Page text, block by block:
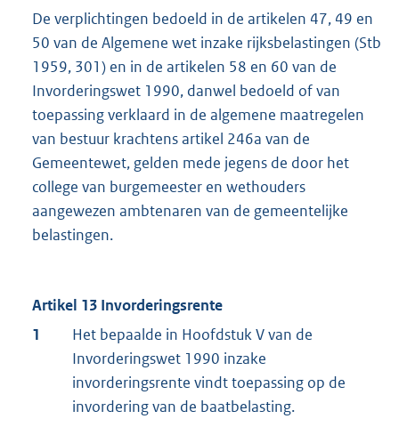
De verplichtingen bedoeld in de artikelen 47, 49 en
50 van de Algemene wet inzake rijksbelastingen (Stb
1959, 301) en in de artikelen 58 en 60 van de
Invorderingswet 1990, danwel bedoeld of van
toepassing verklaard in de algemene maatregelen
van bestuur krachtens artikel 246a van de
Gemeentewet, gelden mede jegens de door het
college van burgemeester en wethouders
aangewezen ambtenaren van de gemeentelijke
belastingen.
Artikel 13 Invorderingsrente
1
Het bepaalde in Hoofdstuk V van de
Invorderingswet 1990 inzake
invorderingsrente vindt toepassing op de
invordering van de baatbelasting.